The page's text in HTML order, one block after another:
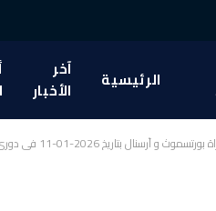
الرئيسية
آخر
الأخبار
01-11 في دوري إنجلترا, كاس الاتحاد الإنجليزي – الدور 3